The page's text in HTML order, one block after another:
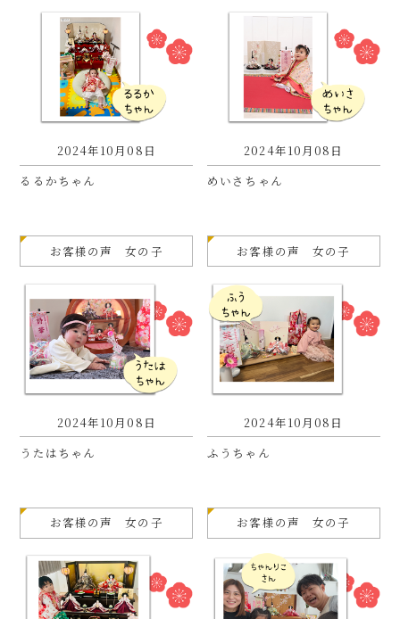
2024年10月08日
るるかちゃん
2024年10月08日
めいさちゃん
お客様の声 女の子
2024年10月08日
うたはちゃん
お客様の声 女の子
2024年10月08日
ふうちゃん
お客様の声 女の子 お客様の声 女の子